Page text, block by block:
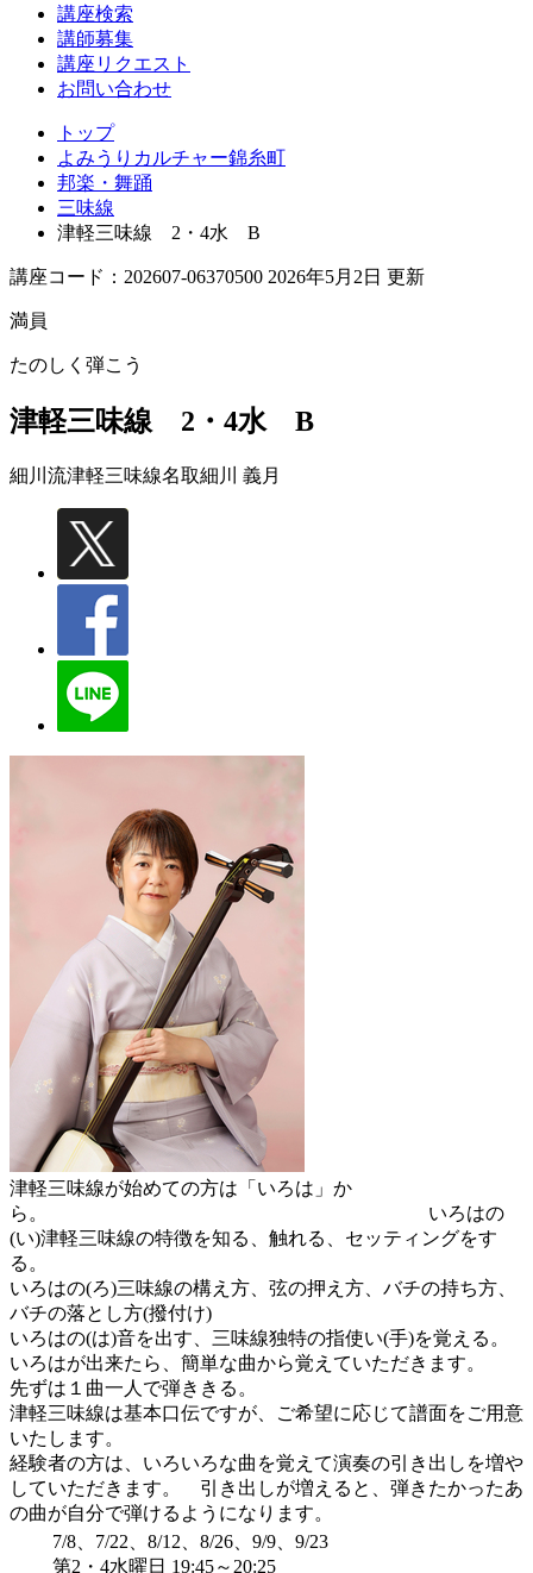
講座検索
講師募集
講座リクエスト
お問い合わせ
トップ
よみうりカルチャー錦糸町
邦楽・舞踊
三味線
津軽三味線 2・4水 B
講座コード：202607-06370500 2026年5月2日 更新
満員
たのしく弾こう
津軽三味線 2・4水 B
細川流津軽三味線名取細川 義月
津軽三味線が始めての方は「いろは」か
ら。 いろはの
(い)津軽三味線の特徴を知る、触れる、セッティングをす
る。
いろはの(ろ)三味線の構え方、弦の押え方、バチの持ち方、
バチの落とし方(撥付け)
いろはの(は)音を出す、三味線独特の指使い(手)を覚える。
いろはが出来たら、簡単な曲から覚えていただきます。
先ずは１曲一人で弾ききる。
津軽三味線は基本口伝ですが、ご希望に応じて譜面をご用意
いたします。
経験者の方は、いろいろな曲を覚えて演奏の引き出しを増や
していただきます。 引き出しが増えると、弾きたかったあ
の曲が自分で弾けるようになります。
7/8、7/22、8/12、8/26、9/9、9/23
第2・4水曜日 19:45～20:25